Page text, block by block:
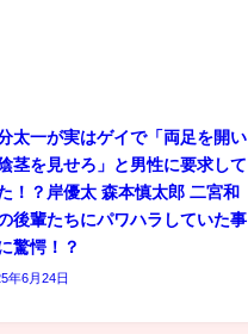
太一が実はゲイで「両足を開い
茎を見せろ」と男性に要求して
！？岸優太 森本慎太郎 二宮和
後輩たちにパワハラしていた事
驚愕！？
年6月24日